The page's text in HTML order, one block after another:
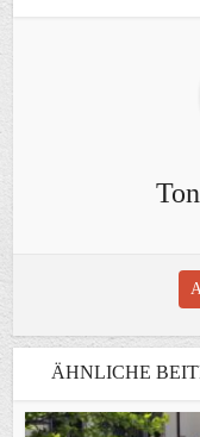
ÄHNLICHE